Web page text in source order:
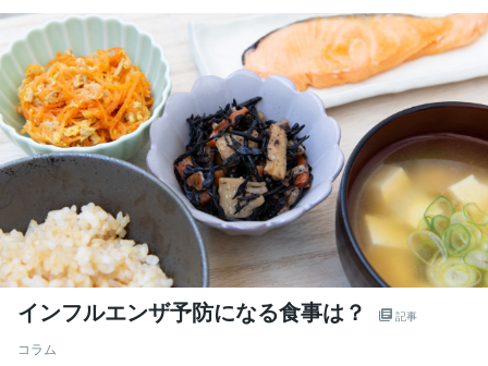
インフルエンザ予防になる食事は？ 記事
コラム